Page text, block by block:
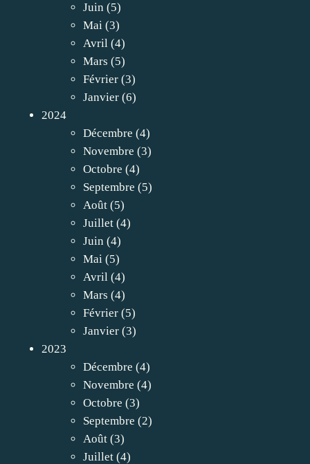
Juin (5)
Mai (3)
Avril (4)
Mars (5)
Février (3)
Janvier (6)
2024
Décembre (4)
Novembre (3)
Octobre (4)
Septembre (5)
Août (5)
Juillet (4)
Juin (4)
Mai (5)
Avril (4)
Mars (4)
Février (5)
Janvier (3)
2023
Décembre (4)
Novembre (4)
Octobre (3)
Septembre (2)
Août (3)
Juillet (4)